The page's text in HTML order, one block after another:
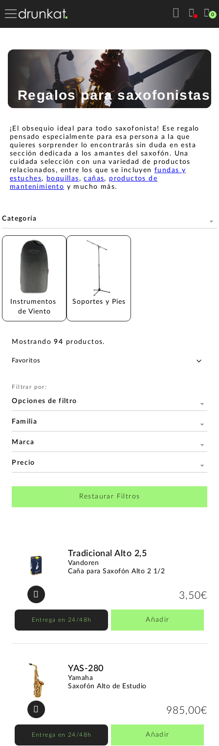
0
Regalos para saxofonistas
¡El obsequio ideal para todo saxofonista! Ese regalo
pensado especialmente para esa persona a la que
quieres sorprender lo encontrarás sin duda en esta
sección dedicada a los amantes del saxofón. Una
cuidada selección con una variedad de productos
relacionados, entre los que se incluyen fundas y
estuches, boquillas,cañas, productos de
mantenimiento y mucho más.
Categoría
Instrumentos
de Viento
Soportes y Pies
Mostrando94 productos.
Filtrar por:
Opciones de filtro
Familia
Marca
Precio
Restaurar Filtros
Tradicional Alto 2,5
Vandoren
Caña para Saxofón Alto 2 1/2
3,50€
Entrega en 24/48h Añadir
YAS-280
Yamaha
Saxofón Alto de Estudio
985,00€
Entrega en 24/48h Añadir